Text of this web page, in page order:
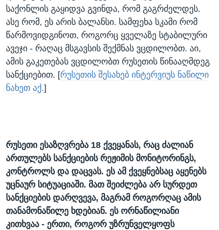
საქონლის გაყიდვა გვინდა, რომ გაგრძელდეს.
ასე რომ, ეს არის ბალანსი. სამფეხა სკამი რომ
წარმოვიდგინოთ, როგორც ყველაზე სტაბილური
ავეჯი - რაღაც მსგავსის შექმნას ვცდილობთ. აი,
ამის გაკეთებას ვცდილობთ რუსეთის წინააღმდეგ
სანქციებით. [რუსეთის შესახებ ინტერვიუს ნაწილი
ნახეთ აქ.]
რუსეთი ესაზღვრება 18 ქვეყანას, რაც ძალიან
ართულებს სანქციების რეჟიმის მონიტორინგს,
კონტროლს და დაცვას. ეს ამ ქვეყნებსაც აყენებს
უცნაურ სიტუაციაში. მათ შეიძლება არ სურდეთ
სანქციების დარღვევა, მაგრამ როგორღაც ამის
თანამონაწილე ხდებიან. ეს ორნაწილიანი
კითხვაა - ერთი, როგორ უზრუნველყოფს